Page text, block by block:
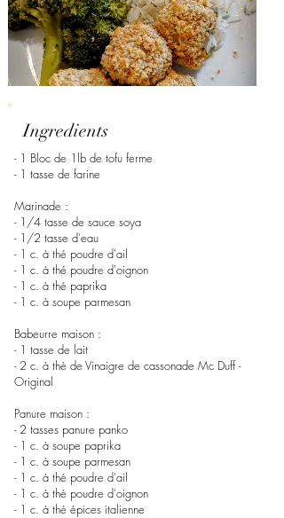
Ingredients
- 1 Bloc de 1lb de tofu ferme
- 1 tasse de farine
Marinade :
- 1/4 tasse de sauce soya
- 1/2 tasse d'eau
- 1 c. à thé poudre d'ail
- 1 c. à thé poudre d'oignon
- 1 c. à thé paprika
- 1 c. à soupe parmesan
Babeurre maison :
- 1 tasse de lait
- 2 c. à thé de Vinaigre de cassonade Mc Duff -
Original
Panure maison :
- 2 tasses panure panko
- 1 c. à soupe paprika
- 1 c. à soupe parmesan
- 1 c. à thé poudre d'ail
- 1 c. à thé poudre d'oignon
- 1 c. à thé épices italienne